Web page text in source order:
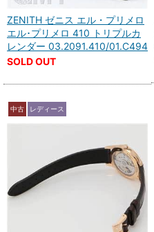
ZENITH ゼニス エル・プリメロ
エル･プリメロ 410 トリプルカ
レンダー 03.2091.410/01.C494
SOLD OUT
中古 レディース